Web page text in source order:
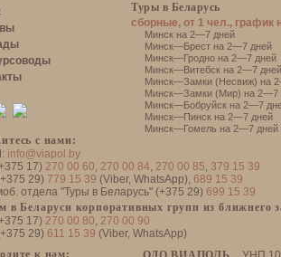
с нами:
info@viapol.by
17) 270 00 60, 270 00 84, 270 00 85, 379 15 39
29) 779 15 39 (Viber, WhatsApp), 689 15 39
отдела "Туры в Беларусь" (+375 29) 699 15 39
в Беларуси корпоративных групп из ближнего
17) 270 00 80, 270 00 90
29) 611 15 39 (Viber, WhatsApp)
к нам:
Туры в Беларусь
сборные, от 1 чел., график
Минск на 2—7 дней
Минск—Брест на 2—7 дней
Минск—Гродно на 2—7 дней
Минск—Витебск на 2—7 дней
Минск—Замки (Несвиж) на
Минск—Замки (Мир) на 2—7
Минск—Бобруйск на 2—7
Минск—Пинск на 2—7 дней
Минск—Гомель на 2—7 дней